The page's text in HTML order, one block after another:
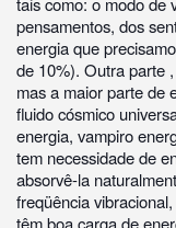
pensamentos, dos
energia que
de 10%). Outra parte
mas a maior parte de
fluido cósmico
energia, vampiro
tem necessidade de
absorvê-la
freqüência
têm boa carga de